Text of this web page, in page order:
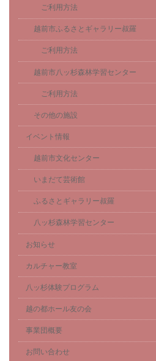
ご利用方法
越前市ふるさとギャラリー叔羅
ご利用方法
越前市八ッ杉森林学習センター
ご利用方法
その他の施設
イベント情報
越前市文化センター
いまだて芸術館
ふるさとギャラリー叔羅
八ッ杉森林学習センター
お知らせ
カルチャー教室
八ッ杉体験プログラム
越の都ホール友の会
事業団概要
お問い合わせ